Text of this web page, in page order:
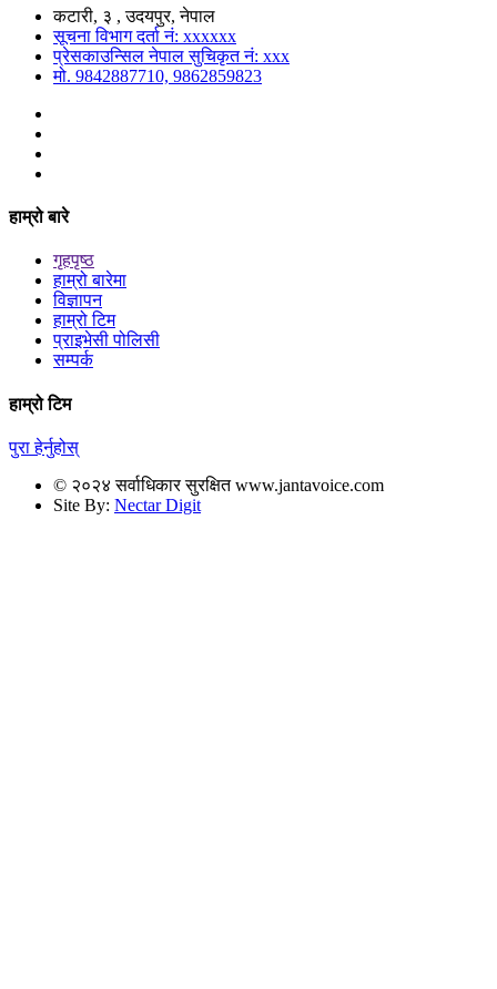
कटारी, ३ , उदयपुर, नेपाल
सूचना विभाग दर्ता नं: xxxxxx
प्रेसकाउन्सिल नेपाल सुचिकृत नं: xxx
मो. 9842887710, 9862859823
हाम्रो बारे
गृहपृष्ठ
हाम्रो बारेमा
विज्ञापन
हाम्रो टिम
प्राइभेसी पोलिसी
सम्पर्क
हाम्रो टिम
पुरा हेर्नुहोस्
© २०२४ सर्वाधिकार सुरक्षित www.jantavoice.com
Site By: Nectar Digit